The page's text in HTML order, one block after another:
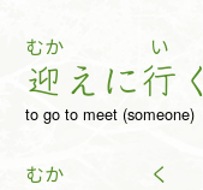
むか
迎 え に
い
行 く
to go to meet (someone)
むか く